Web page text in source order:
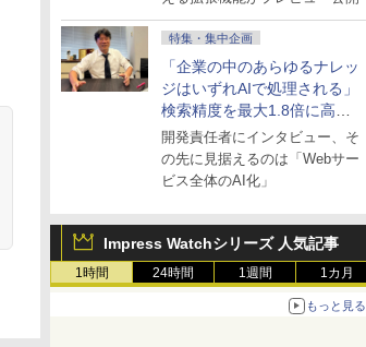
特集・集中企画
「企業の中のあらゆるナレッ
ジはいずれAIで処理される」
検索精度を最大1.8倍に高め
た「GMO AI RAG」は無償の
OSS版で「1社1RAG」を目
指す
開発責任者にインタビュー、そ
の先に見据えるのは「Webサー
ビス全体のAI化」
Impress Watchシリーズ 人気記事
1時間 24時間 1週間 1カ月
もっと見る